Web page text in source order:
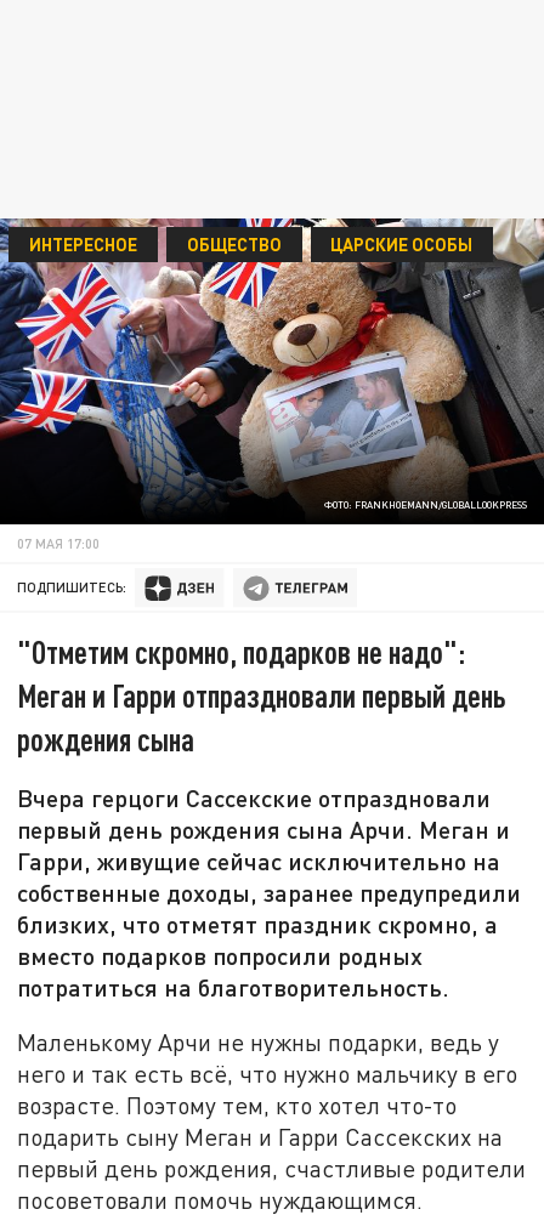
ФОТО: FRANKHOEMANN/GLOBALLOOKPRESS
ИНТЕРЕСНОЕ ОБЩЕСТВО ЦАРСКИЕ ОСОБЫ
07 МАЯ 17:00
ПОДПИШИТЕСЬ:
"Отметим скромно, подарков не надо":
Меган и Гарри отпраздновали первый день
рождения сына
Вчера герцоги Сассекские отпраздновали
первый день рождения сына Арчи. Меган и
Гарри, живущие сейчас исключительно на
собственные доходы, заранее предупредили
близких, что отметят праздник скромно, а
вместо подарков попросили родных
потратиться на благотворительность.
Маленькому Арчи не нужны подарки, ведь у
него и так есть всё, что нужно мальчику в его
возрасте. Поэтому тем, кто хотел что-то
подарить сыну Меган и Гарри Сассекских на
первый день рождения, счастливые родители
посоветовали помочь нуждающимся.